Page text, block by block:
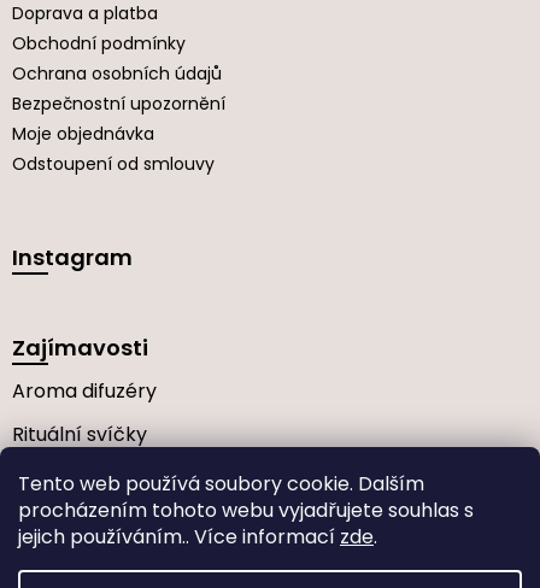
Tento web používá soubory cookie. Dalším
procházením tohoto webu vyjadřujete souhlas s
jejich používáním.. Více informací zde.
Doprava a platba
Obchodní podmínky
Ochrana osobních údajů
Bezpečnostní upozornění
Moje objednávka
Odstoupení od smlouvy
Instagram
Zajímavosti
Aroma difuzéry
Rituální svíčky
Často kladené dotazy